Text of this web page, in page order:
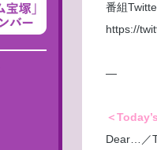
番組
https://
—
＜
Dear…／